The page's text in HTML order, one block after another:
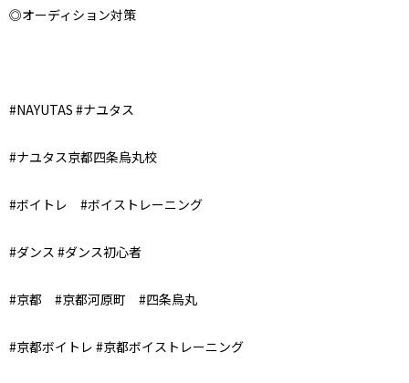
◎オーディション対策
#NAYUTAS #ナユタス
#ナユタス京都四条烏丸校
#ボイトレ #ボイストレーニング
#ダンス #ダンス初心者
#京都 #京都河原町 #四条烏丸
#京都ボイトレ #京都ボイストレーニング